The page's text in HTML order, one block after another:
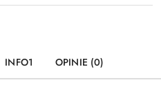
INFO1 OPINIE (0)